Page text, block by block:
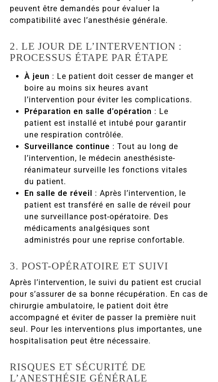
peuvent être demandés pour évaluer la
compatibilité avec l’anesthésie générale.
2. LE JOUR DE L’INTERVENTION :
PROCESSUS ÉTAPE PAR ÉTAPE
À jeun : Le patient doit cesser de manger et
boire au moins six heures avant
l’intervention pour éviter les complications.
Préparation en salle d’opération : Le
patient est installé et intubé pour garantir
une respiration contrôlée.
Surveillance continue : Tout au long de
l’intervention, le médecin anesthésiste-
réanimateur surveille les fonctions vitales
du patient.
En salle de réveil : Après l’intervention, le
patient est transféré en salle de réveil pour
une surveillance post-opératoire. Des
médicaments analgésiques sont
administrés pour une reprise confortable.
3. POST-OPÉRATOIRE ET SUIVI
Après l’intervention, le suivi du patient est crucial
pour s’assurer de sa bonne récupération. En cas de
chirurgie ambulatoire, le patient doit être
accompagné et éviter de passer la première nuit
seul. Pour les interventions plus importantes, une
hospitalisation peut être nécessaire.
RISQUES ET SÉCURITÉ DE
L’ANESTHÉSIE GÉNÉRALE